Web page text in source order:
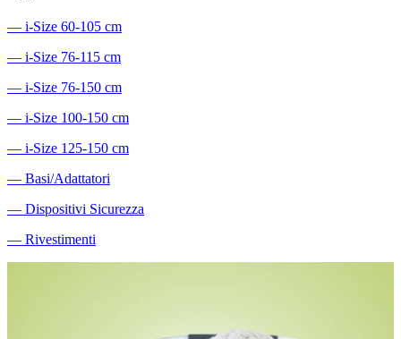
― i-Size 60-105 cm
― i-Size 76-115 cm
― i-Size 76-150 cm
― i-Size 100-150 cm
― i-Size 125-150 cm
― Basi/Adattatori
― Dispositivi Sicurezza
― Rivestimenti